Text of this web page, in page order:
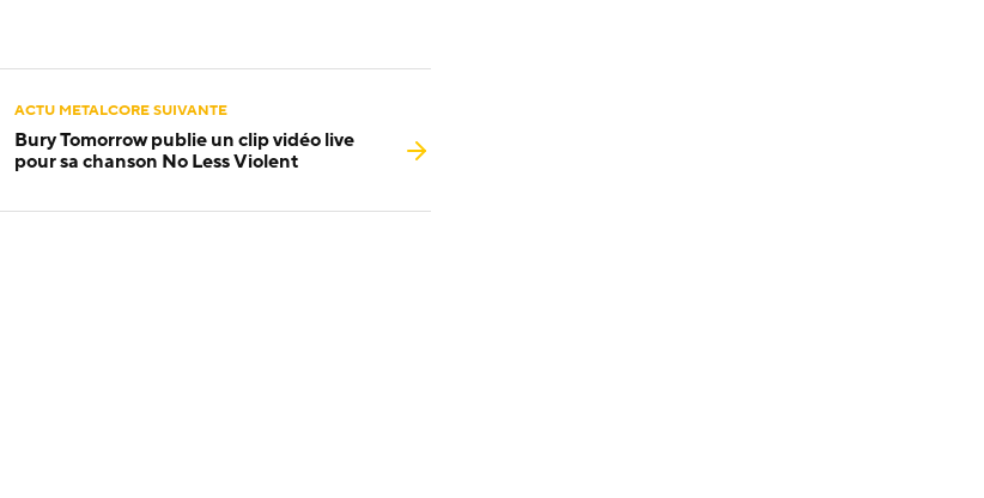
ACTU METALCORE SUIVANTE
Bury Tomorrow publie un clip vidéo live
pour sa chanson No Less Violent